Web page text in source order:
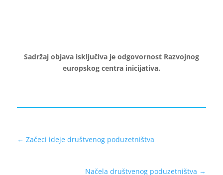
Sadržaj objava isključiva je odgovornost Razvojnog
europskog centra inicijativa.
← Začeci ideje društvenog poduzetništva
Načela društvenog poduzetništva →